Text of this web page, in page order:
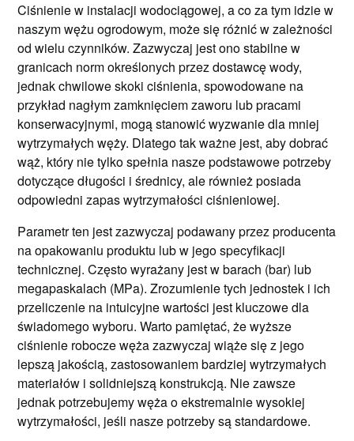
Ciśnienie w instalacji wodociągowej, a co za tym idzie w
naszym wężu ogrodowym, może się różnić w zależności
od wielu czynników. Zazwyczaj jest ono stabilne w
granicach norm określonych przez dostawcę wody,
jednak chwilowe skoki ciśnienia, spowodowane na
przykład nagłym zamknięciem zaworu lub pracami
konserwacyjnymi, mogą stanowić wyzwanie dla mniej
wytrzymałych węży. Dlatego tak ważne jest, aby dobrać
wąż, który nie tylko spełnia nasze podstawowe potrzeby
dotyczące długości i średnicy, ale również posiada
odpowiedni zapas wytrzymałości ciśnieniowej.
Parametr ten jest zazwyczaj podawany przez producenta
na opakowaniu produktu lub w jego specyfikacji
technicznej. Często wyrażany jest w barach (bar) lub
megapaskalach (MPa). Zrozumienie tych jednostek i ich
przeliczenie na intuicyjne wartości jest kluczowe dla
świadomego wyboru. Warto pamiętać, że wyższe
ciśnienie robocze węża zazwyczaj wiąże się z jego
lepszą jakością, zastosowaniem bardziej wytrzymałych
materiałów i solidniejszą konstrukcją. Nie zawsze
jednak potrzebujemy węża o ekstremalnie wysokiej
wytrzymałości, jeśli nasze potrzeby są standardowe.